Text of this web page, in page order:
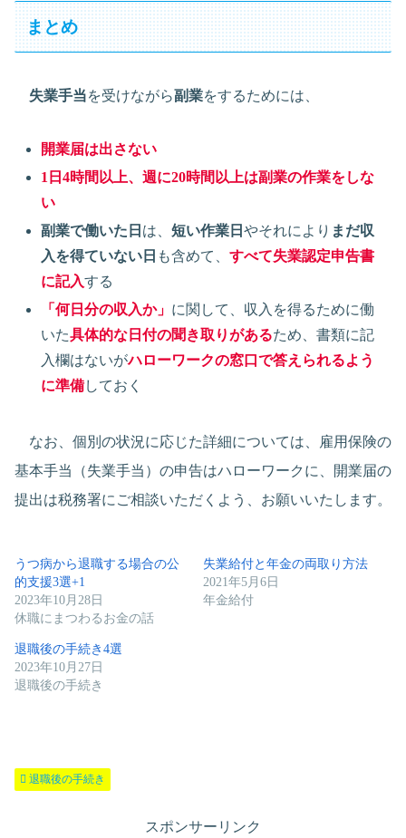
まとめ
失業手当を受けながら副業をするためには、
開業届は出さない
1日4時間以上、週に20時間以上は副業の作業をしな
い
副業で働いた日 は、短い作業日やそれにより まだ収
入を得ていない日 も含めて、すべて失業認定申告書
に記入する
「何日分の収入か」 に関して、収入を得るために働
いた具体的な日付の聞き取りがあるため、書類に記
入欄はないがハローワークの窓口で答えられるよう
に準備しておく
なお、個別の状況に応じた詳細については、雇用保険の
基本手当（失業手当）の申告はハローワークに、開業届の
提出は税務署にご相談いただくよう、お願いいたします。
うつ病から退職する場合の公
的支援3選+1
2023年10月28日
休職にまつわるお金の話
失業給付と年金の両取り方法
2021年5月6日
年金給付
退職後の手続き4選
2023年10月27日
退職後の手続き
退職後の手続き
スポンサーリンク